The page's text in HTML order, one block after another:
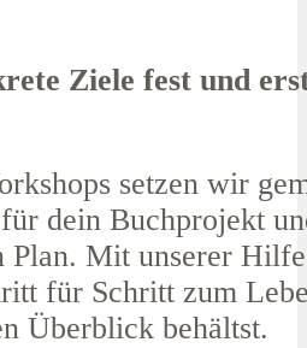
Ziele fest und
setzen wir
dein Buchprojekt
Plan. Mit unserer
für Schritt zum
Überblick behältst.